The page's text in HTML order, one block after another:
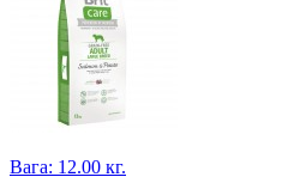
Вага: 12.00 кг.